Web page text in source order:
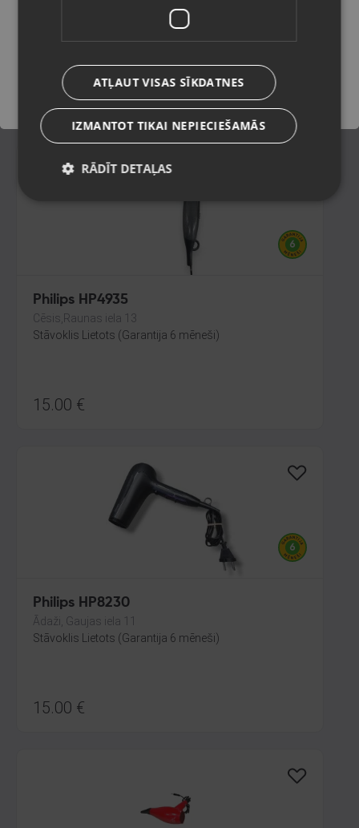
Stāvoklis Mazlietots (Garantija 12 mēneši)
40.00€
Philips HP4935
Cēsis,Raunas iela 13
Stāvoklis Lietots (Garantija 6 mēneši)
15.00 €
Philips HP8230
Ādaži, Gaujas iela 11
Stāvoklis Lietots (Garantija 6 mēneši)
15.00 €
Saglabāt
ATĻAUT VISAS SĪKDATNES
IZMANTOT TIKAI NEPIECIEŠAMĀS
RĀDĪT DETAĻAS